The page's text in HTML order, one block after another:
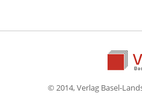
© 2014, Verlag Basel-